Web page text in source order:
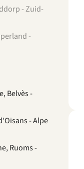
- Zuid-
-
Belvès -
- Alpe
Ruoms -